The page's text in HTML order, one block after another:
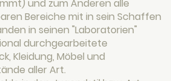
und zum Anderen alle
Bereiche mit in sein Schaffen
in seinen "Laboratorien"
durchgearbeitete
Kleidung, Möbel und
aller Art.